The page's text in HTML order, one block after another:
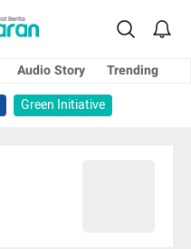
Audio Story
Trending
Green Initiative